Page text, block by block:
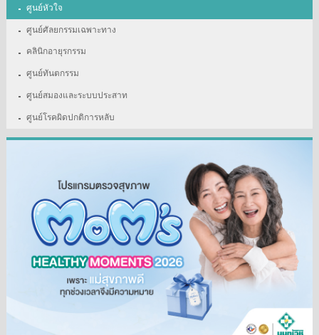
ศูนย์หัวใจ
ศูนย์ศัลยกรรมเฉพาะทาง
คลินิกอายุรกรรม
ศูนย์ทันตกรรม
ศูนย์สมองและระบบประสาท
ศูนย์โรคผิดปกติการหลับ